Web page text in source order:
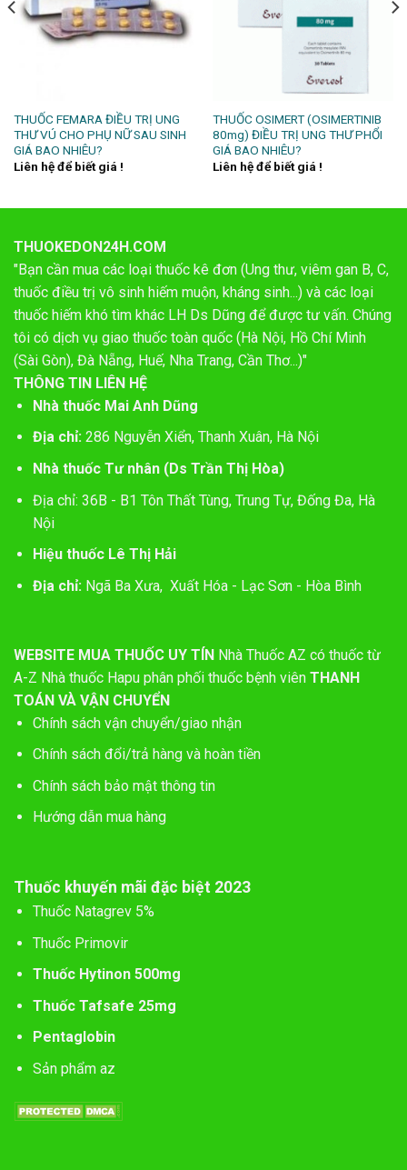
THUỐC FEMARA ĐIỀU TRỊ UNG
THƯ VÚ CHO PHỤ NỮ SAU SINH
GIÁ BAO NHIÊU?
Liên hệ để biết giá !
THUỐC OSIMERT (OSIMERTINIB
80mg) ĐIỀU TRỊ UNG THƯ PHỔI
GIÁ BAO NHIÊU?
Liên hệ để biết giá !
THUOKEDON24H.COM
"Bạn cần mua các loại thuốc kê đơn (Ung thư, viêm gan B, C,
thuốc điều trị vô sinh hiếm muộn, kháng sinh...) và các loại
thuốc hiếm khó tìm khác LH Ds Dũng để được tư vấn. Chúng
tôi có dịch vụ giao thuốc toàn quốc (Hà Nội, Hồ Chí Minh
(Sài Gòn), Đà Nẵng, Huế, Nha Trang, Cần Thơ...)"
THÔNG TIN LIÊN HỆ
Nhà thuốc Mai Anh Dũng
Địa chỉ:286 Nguyễn Xiển, Thanh Xuân, Hà Nội
Nhà thuốc Tư nhân (Ds Trần Thị Hòa)
Địa chỉ: 36B - B1 Tôn Thất Tùng, Trung Tự, Đống Đa, Hà
Nội
Hiệu thuốc Lê Thị Hải
Địa chỉ: Ngã Ba Xưa, Xuất Hóa - Lạc Sơn - Hòa Bình
WEBSITE MUA THUỐC UY TÍN Nhà Thuốc AZ có thuốc từ
A-Z Nhà thuốc Hapu phân phối thuốc bệnh viên THANH
TOÁN VÀ VẬN CHUYỂN
Chính sách vận chuyển/giao nhận
Chính sách đổi/trả hàng và hoàn tiền
Chính sách bảo mật thông tin
Hướng dẫn mua hàng
Thuốc khuyến mãi đặc biệt 2023
Thuốc Natagrev 5%
Thuốc Primovir
Thuốc Hytinon 500mg
Thuốc Tafsafe 25mg
Pentaglobin
Sản phẩm az